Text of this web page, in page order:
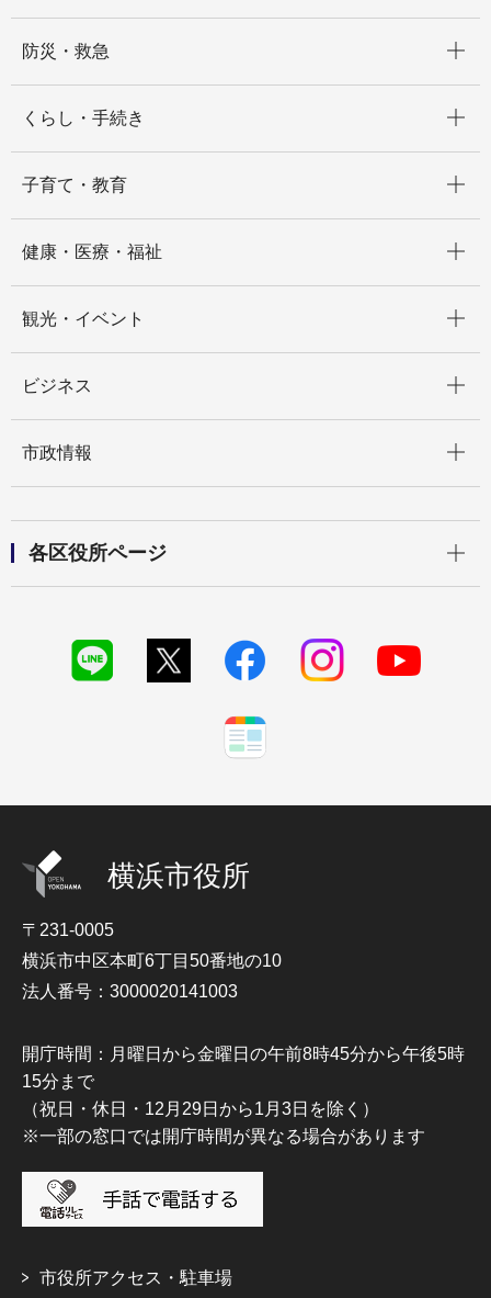
防災・救急
くらし・手続き
子育て・教育
健康・医療・福祉
観光・イベント
ビジネス
市政情報
各区役所ページ
横浜市役所
〒231-0005
横浜市中区本町6丁目50番地の10
法人番号：3000020141003
開庁時間：月曜日から金曜日の午前8時45分から午後5時
15分まで
（祝日・休日・12月29日から1月3日を除く）
※一部の窓口では開庁時間が異なる場合があります
市役所アクセス・駐車場